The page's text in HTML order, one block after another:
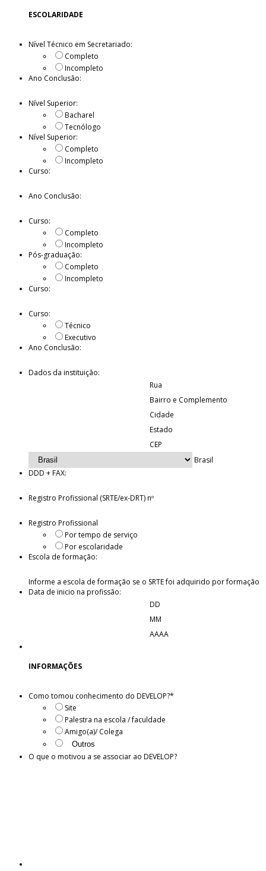
ESCOLARIDADE
Nível Técnico em Secretariado:
Completo
Incompleto
Ano Conclusão:
Nível Superior:
Bacharel
Tecnólogo
Nível Superior:
Completo
Incompleto
Curso:
Ano Conclusão:
Curso:
Completo
Incompleto
Pós-graduação:
Completo
Incompleto
Curso:
Curso:
Técnico
Executivo
Ano Conclusão:
Dados da instituição:
Rua
Bairro e Complemento
Cidade
Estado
CEP
Brasil
DDD + FAX:
Registro Profissional (SRTE/ex-DRT) nº
Registro Profissional
Por tempo de serviço
Por escolaridade
Escola de formação:
Informe a escola de formação se o SRTE foi adquirido por formação
Data de inicio na profissão:
DD
MM
AAAA
INFORMAÇÕES
Como tomou conhecimento do DEVELOP?*
Site
Palestra na escola / faculdade
Amigo(a)/ Colega
O que o motivou a se associar ao DEVELOP?